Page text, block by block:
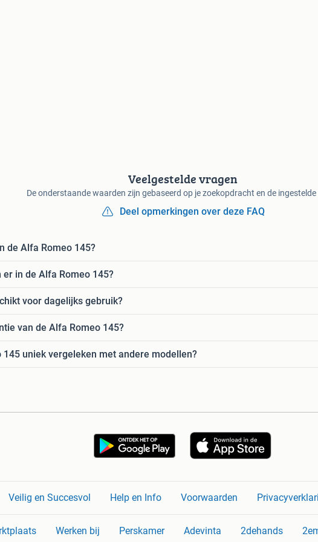
Veelgestelde vragen
De onderstaande waarden zijn gebaseerd op je zoekopdracht en de
Deel opmerkingen over deze FAQ
de Alfa Romeo 145?
in de Alfa Romeo 145?
voor dagelijks gebruik?
van de Alfa Romeo 145?
uniek vergeleken met andere modellen?
Veilig en Succesvol Help en Info Voorwaarden
Werken bij Perskamer Adevinta 2dehands